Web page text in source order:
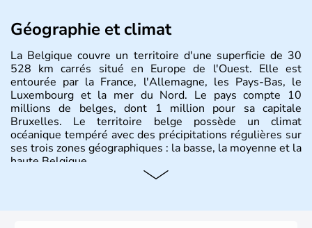
Géographie et climat
La Belgique couvre un territoire d'une superficie de 30
528 km carrés situé en Europe de l'Ouest. Elle est
entourée par la France, l'Allemagne, les Pays-Bas, le
Luxembourg et la mer du Nord. Le pays compte 10
millions de belges, dont 1 million pour sa capitale
Bruxelles. Le territoire belge possède un climat
océanique tempéré avec des précipitations régulières sur
ses trois zones géographiques : la basse, la moyenne et la
haute Belgique.